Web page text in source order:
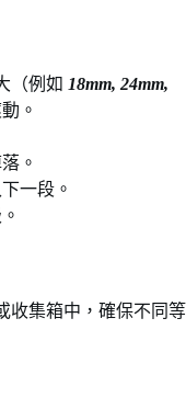
（例如 18mm, 24mm,
。
。
一段。
收集箱中，確保不同等